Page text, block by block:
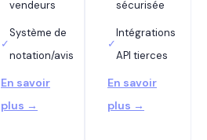
vendeurs
✓
Système de
notation/avis
En savoir
plus →
sécurisée
✓
Intégrations
API tierces
En savoir
plus →